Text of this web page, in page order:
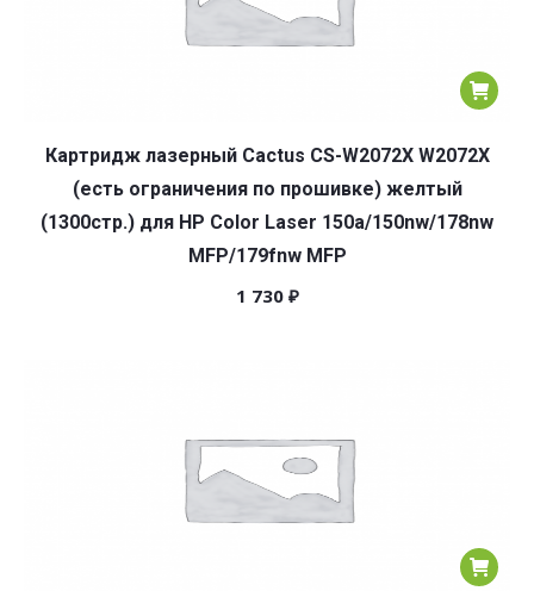
Картридж лазерный Cactus CS-W2072X W2072X
(есть ограничения по прошивке) желтый
(1300стр.) для HP Color Laser 150a/150nw/178nw
MFP/179fnw MFP
1 730 ₽